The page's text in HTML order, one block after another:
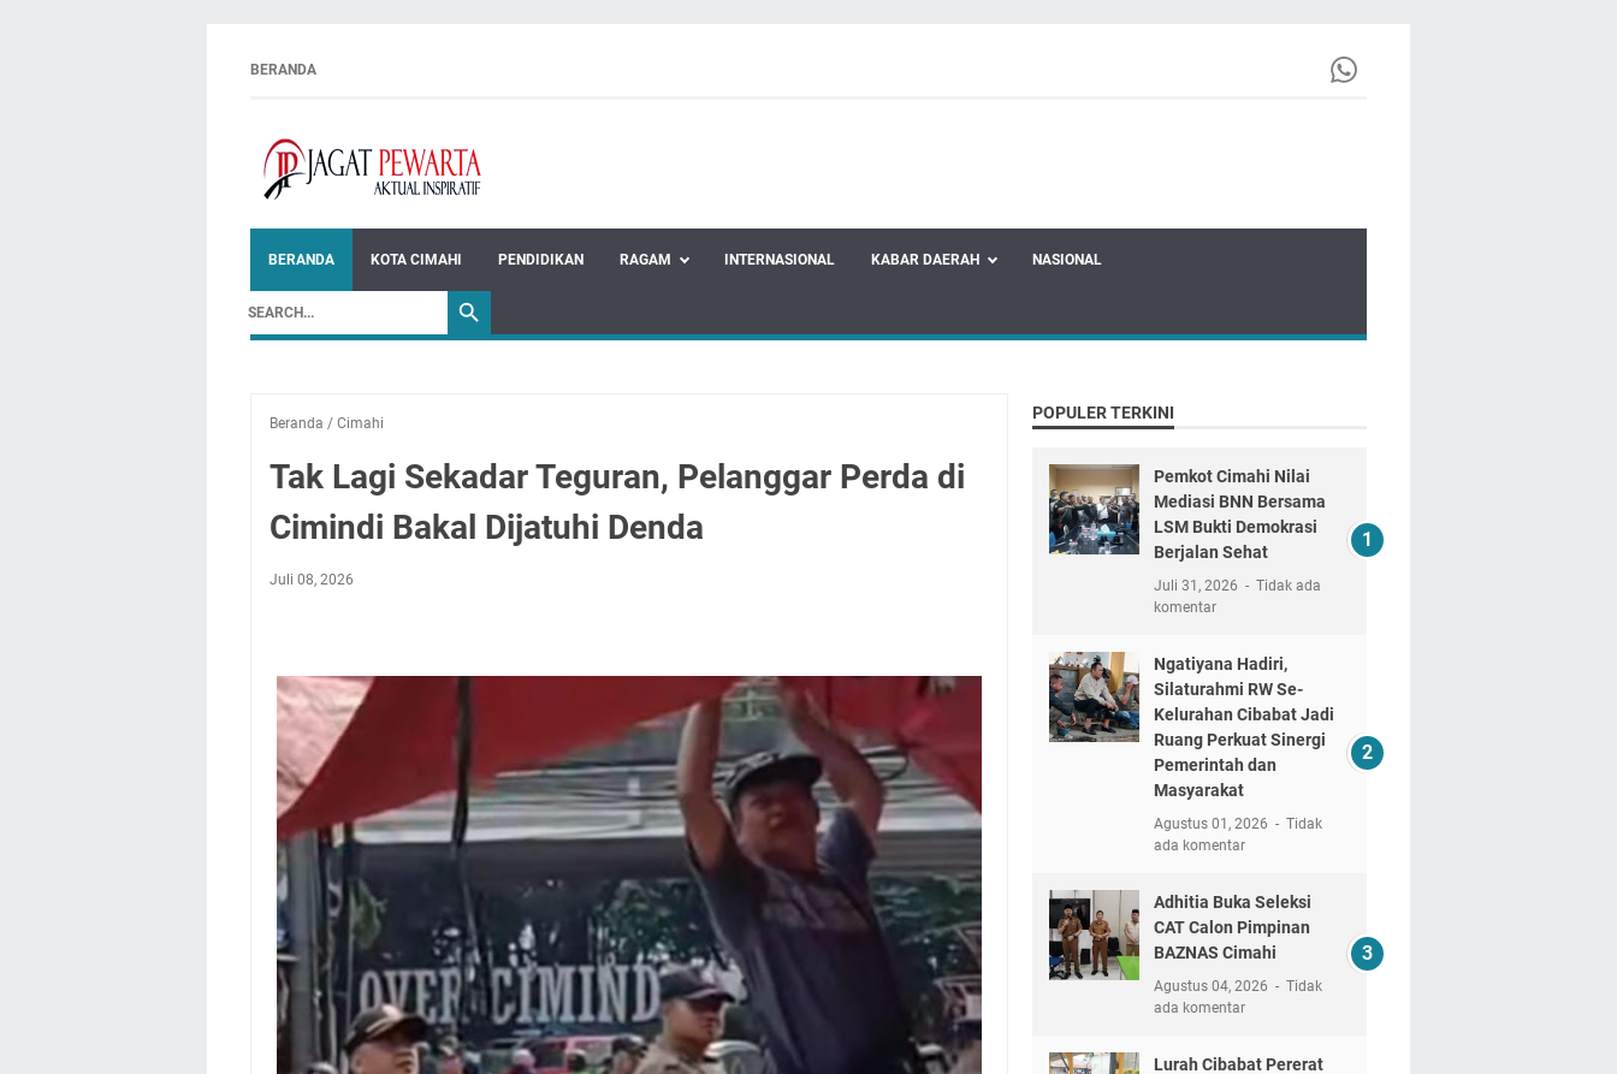
BERANDA
BERANDA KOTA CIMAHI PENDIDIKAN RAGAM INTERNASIONAL KABAR DAERAH NASIONAL
Beranda / Cimahi
Tak Lagi Sekadar Teguran, Pelanggar Perda di
Cimindi Bakal Dijatuhi Denda
Juli 08, 2026
POPULER TERKINI
Pemkot Cimahi Nilai
Mediasi BNN Bersama
LSM Bukti Demokrasi
Berjalan Sehat
Juli 31, 2026
Tidak ada
komentar
Ngatiyana Hadiri,
Silaturahmi RW Se-
Kelurahan Cibabat Jadi
Ruang Perkuat Sinergi
Pemerintah dan
Masyarakat
Agustus 01, 2026
Tidak
ada komentar
Adhitia Buka Seleksi
CAT Calon Pimpinan
BAZNAS Cimahi
Agustus 04, 2026
Tidak
ada komentar
Lurah Cibabat Pererat